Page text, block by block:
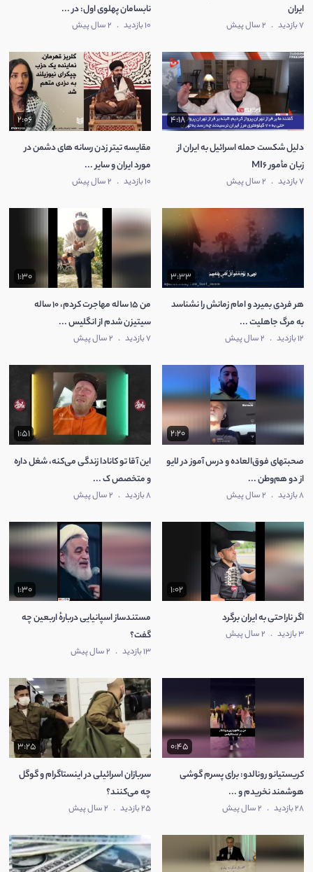
ایران
7 بازدید . 2 سال پیش
نابسامان پهلوی اول: در ...
10 بازدید . 2 سال پیش
4:18
دلیل شکست حمله اسرائیل به ایران از
زبان مأمور MI6
7 بازدید . 2 سال پیش
2:06
مقایسه تیتر زدن رسانه های دشمن در
مورد ایران و سایر ...
10 بازدید . 2 سال پیش
3:33
هر فردی بمیرد و امام زمانش را نشناسد
به مرگ جاهلیت ...
12 بازدید . 2 سال پیش
1:30
من 15 ساله مهاجرت کردم، 10 ساله
سیتیزن شدم از انگلیس ...
7 بازدید . 2 سال پیش
2:20
صحبتهای فوق‌العاده و درس آموز در لایو
از دو هم‌وطن ...
8 بازدید . 2 سال پیش
1:51
این آقا تو کانادا زندگی می‌کنه، شغل داره
و متخصص ک ...
8 بازدید . 2 سال پیش
1:02
اگر ناراحتی به ایران برگرد
3 بازدید . 2 سال پیش
1:30
مستندساز اسپانیایی دربارهٔ اربعین چه
گفت؟
13 بازدید . 2 سال پیش
0:45
کریستیانو رونالدو: برای پسرم گوشی
هوشمند نخریدم و ...
28 بازدید . 2 سال پیش
3:25
سربازان اسرائیلی در اینستاگرام و گوگل
چه می‌کنند؟
25 بازدید . 2 سال پیش